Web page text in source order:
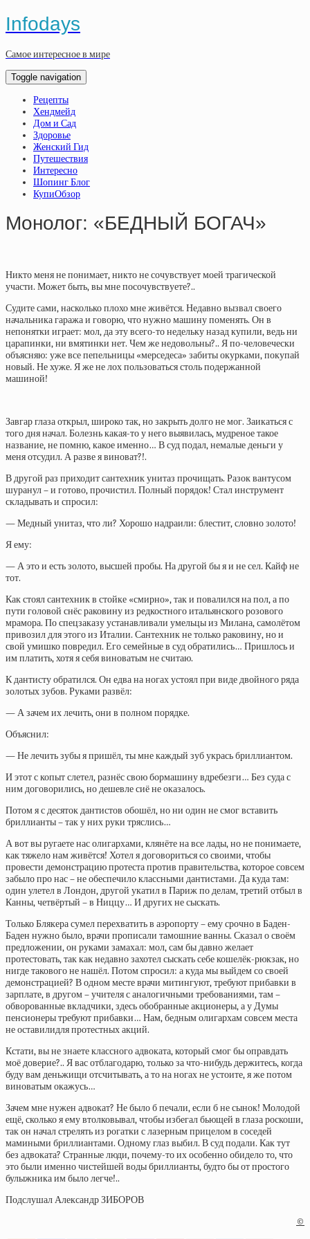
Infodays
Самое интересное в мире
Toggle navigation
Рецепты
Хендмейд
Дом и Сад
Здоровье
Женский Гид
Путешествия
Интересно
Шопинг Блог
КупиОбзор
Монолог: «БЕДНЫЙ БОГАЧ»
Никто меня не понимает, никто не сочувствует моей трагической
участи. Может быть, вы мне посочувствуете?..
Судите сами, насколько плохо мне живётся. Недавно вызвал своего
начальника гаража и говорю, что нужно машину поменять. Он в
непонятки играет: мол, да эту всего-то недельку назад купили, ведь ни
царапинки, ни вмятинки нет. Чем же недовольны?.. Я по-человечески
объясняю: уже все пепельницы «мерседеса» забиты окурками, покупай
новый. Не хуже. Я же не лох пользоваться столь подержанной
машиной!
Завгар глаза открыл, широко так, но закрыть долго не мог. Заикаться с
того дня начал. Болезнь какая-то у него выявилась, мудреное такое
название, не помню, какое именно… В суд подал, немалые деньги у
меня отсудил. А разве я виноват?!.
В другой раз приходит сантехник унитаз прочищать. Разок вантусом
шуранул – и готово, прочистил. Полный порядок! Стал инструмент
складывать и спросил:
— Медный унитаз, что ли? Хорошо надраили: блестит, словно золото!
Я ему:
— А это и есть золото, высшей пробы. На другой бы я и не сел. Кайф не
тот.
Как стоял сантехник в стойке «смирно», так и повалился на пол, а по
пути головой снёс раковину из редкостного итальянского розового
мрамора. По спецзаказу устанавливали умельцы из Милана, самолётом
привозил для этого из Италии. Сантехник не только раковину, но и
свой умишко повредил. Его семейные в суд обратились… Пришлось и
им платить, хотя я себя виноватым не считаю.
К дантисту обратился. Он едва на ногах устоял при виде двойного ряда
золотых зубов. Руками развёл:
— А зачем их лечить, они в полном порядке.
Объяснил:
— Не лечить зубы я пришёл, ты мне каждый зуб укрась бриллиантом.
И этот с копыт слетел, разнёс свою бормашину вдребезги… Без суда с
ним договорились, но дешевле сиё не оказалось.
Потом я с десяток дантистов обошёл, но ни один не смог вставить
бриллианты – так у них руки тряслись…
А вот вы ругаете нас олигархами, клянёте на все лады, но не понимаете,
как тяжело нам живётся! Хотел я договориться со своими, чтобы
провести демонстрацию протеста против правительства, которое совсем
забыло про нас – не обеспечило классными дантистами. Да куда там:
один улетел в Лондон, другой укатил в Париж по делам, третий отбыл в
Канны, четвёртый – в Ниццу… И других не сыскать.
Только Блякера сумел перехватить в аэропорту – ему срочно в Баден-
Баден нужно было, врачи прописали тамошние ванны. Сказал о своём
предложении, он руками замахал: мол, сам бы давно желает
протестовать, так как недавно захотел сыскать себе кошелёк-рюкзак, но
нигде такового не нашёл. Потом спросил: а куда мы выйдем со своей
демонстрацией? В одном месте врачи митингуют, требуют прибавки в
зарплате, в другом – учителя с аналогичными требованиями, там –
обворованные вкладчики, здесь обобранные акционеры, а у Думы
пенсионеры требуют прибавки… Нам, бедным олигархам совсем места
не оставилидля протестных акций.
Кстати, вы не знаете классного адвоката, который смог бы оправдать
моё доверие?.. Я вас отблагодарю, только за что-нибудь держитесь, когда
буду вам деньжищи отсчитывать, а то на ногах не устоите, я же потом
виноватым окажусь…
Зачем мне нужен адвокат? Не было б печали, если б не сынок! Молодой
ещё, сколько я ему втолковывал, чтобы избегал бьющей в глаза роскоши,
так он начал стрелять из рогатки с лазерным прицелом в соседей
мамиными бриллиантами. Одному глаз выбил. В суд подали. Как тут
без адвоката? Странные люди, почему-то их особенно обидело то, что
это были именно чистейшей воды бриллианты, будто бы от простого
булыжника им было легче!..
Подслушал Александр ЗИБОРОВ
©